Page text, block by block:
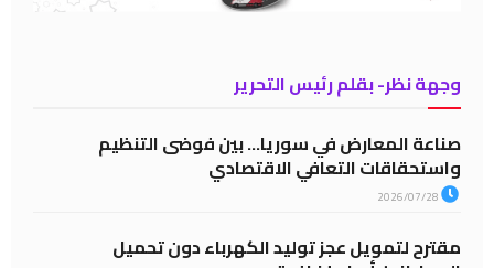
وجهة نظر- بقلم رئيس التحرير
صناعة المعارض في سوريا… بين فوضى التنظيم
واستحقاقات التعافي الاقتصادي
مقترح لتمويل عجز توليد الكهرباء دون تحميل